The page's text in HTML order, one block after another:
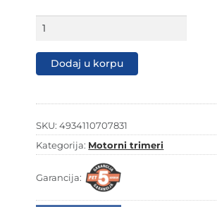
trimer
SRM-
3611T/U
Dodaj u korpu
SKU:4934110707831
Kategorija: Motorni trimeri
Garancija: